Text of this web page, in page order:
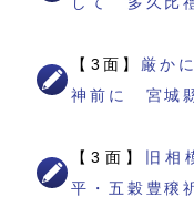
【3面】 厳か
神前に 宮城
【3面】
旧
平・五穀豊穣